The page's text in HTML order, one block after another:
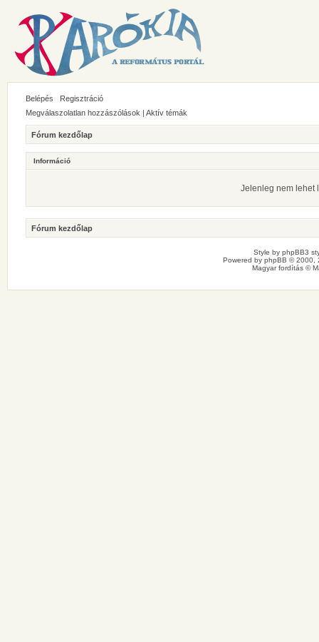
Belépés
Regisztráció
Megválaszolatlan hozzászólások | Aktív témák
Fórum kezdőlap
Információ
Jelenleg nem lehet
Fórum kezdőlap
Style by phpBB3
Powered by phpBB © 2000,
Magyar fordítás ©